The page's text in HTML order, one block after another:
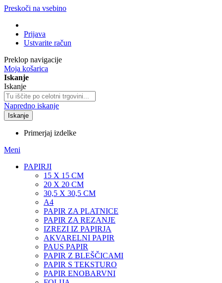
Preskoči na vsebino
Prijava
Ustvarite račun
Preklop navigacije
Moja košarica
Iskanje
Iskanje
Napredno iskanje
Iskanje
Primerjaj izdelke
Meni
PAPIRJI
15 X 15 CM
20 X 20 CM
30,5 X 30,5 CM
A4
PAPIR ZA PLATNICE
PAPIR ZA REZANJE
IZREZI IZ PAPIRJA
AKVARELNI PAPIR
PAUS PAPIR
PAPIR Z BLEŠČICAMI
PAPIR S TEKSTURO
PAPIR ENOBARVNI